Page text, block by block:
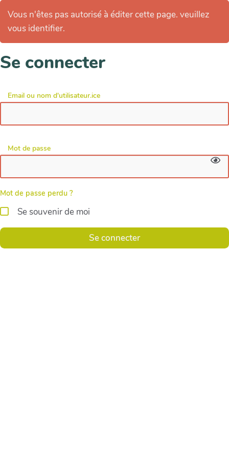
Vous n'êtes pas autorisé à éditer cette page. veuillez
vous identifier.
Se connecter
Email ou nom d'utilisateur.ice
Mot de passe
Mot de passe perdu ?
Se souvenir de moi
Se connecter